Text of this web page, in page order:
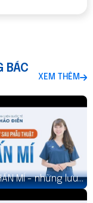
BÁC
XEM THÊM
MÍ - những lưu